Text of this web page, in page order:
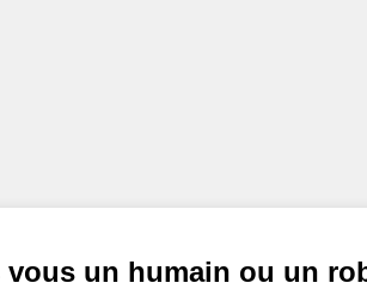
vous un humain ou un